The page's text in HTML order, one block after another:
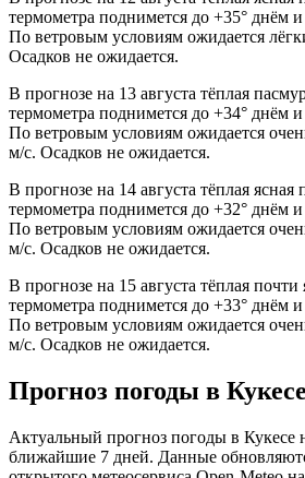
термометра поднимется до +35° днём
По ветровым условиям ожидается
Осадков не ожидается.
В прогнозе на 13 августа тёплая
термометра поднимется до +34° днём
По ветровым условиям ожидается
м/с. Осадков не ожидается.
В прогнозе на 14 августа тёплая ясная
термометра поднимется до +32° днём
По ветровым условиям ожидается
м/с. Осадков не ожидается.
В прогнозе на 15 августа тёплая
термометра поднимется до +33° днём
По ветровым условиям ожидается
м/с. Осадков не ожидается.
Прогноз погоды в Кукесе
Актуальный прогноз погоды в Кукесе
ближайшие 7 дней. Данные